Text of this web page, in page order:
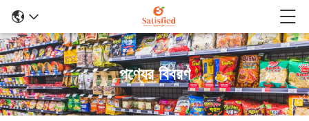
পণ্যের বিবরণ